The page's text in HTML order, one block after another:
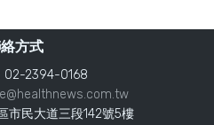
方式
02-2394-0168
市民大道三段142號5樓